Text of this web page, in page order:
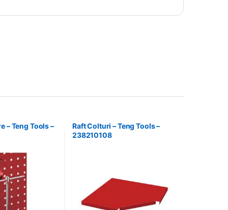
– Teng Tools –
Raft Colturi – Teng Tools –
238210108